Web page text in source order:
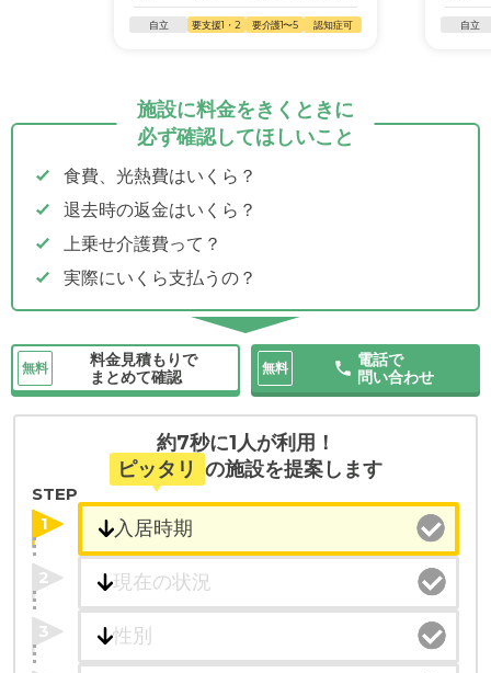
自立 要支援1・2 要介護1〜5 認知症可 自立
施設に料金をきくときに
必ず確認してほしいこと
食費、光熱費はいくら？
退去時の返金はいくら？
上乗せ介護費って？
実際にいくら支払うの？
無料
料金見積もりで
まとめて確認
無料
電話で
問い合わせ
約7秒に1人が利用！
ピッタリ の施設を提案します
STEP
1
2
3